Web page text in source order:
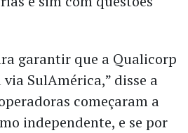
garantir que a Qualicorp
SulAmérica,” disse a
começaram a
independente, e se por